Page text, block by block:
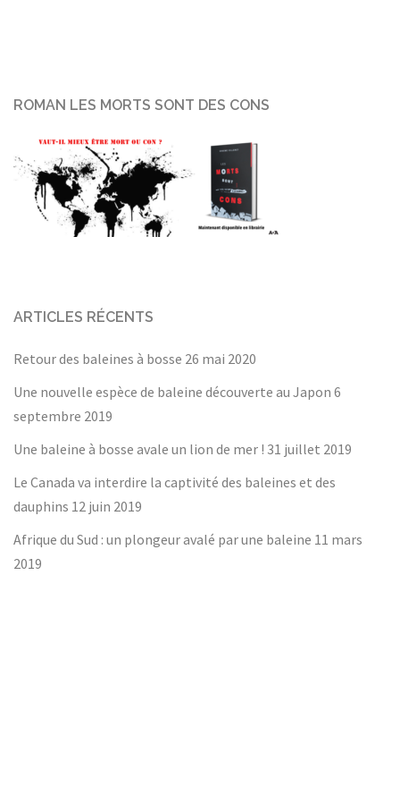
ROMAN LES MORTS SONT DES CONS
ARTICLES RÉCENTS
Retour des baleines à bosse 26 mai 2020
Une nouvelle espèce de baleine découverte au Japon 6
septembre 2019
Une baleine à bosse avale un lion de mer ! 31 juillet 2019
Le Canada va interdire la captivité des baleines et des
dauphins 12 juin 2019
Afrique du Sud : un plongeur avalé par une baleine 11 mars
2019